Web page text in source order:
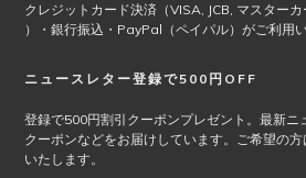
クレジットカード決済（VISA, JCB, マスター
）・銀行振込・PayPal（ペイパル）がご利用
ニュースレター登録で500円OFF
登録で500円割引クーポンプレゼント。最新ニ
クーポンなどをお届けしています。ご希望の
いたします。